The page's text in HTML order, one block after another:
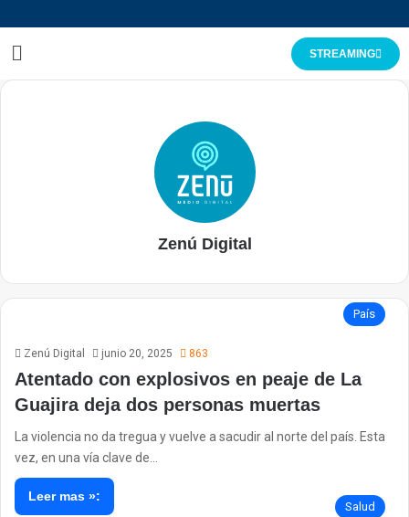
STREAMING
Zenú Digital
País
Zenú Digital junio 20, 2025 863
Atentado con explosivos en peaje de La
Guajira deja dos personas muertas
La violencia no da tregua y vuelve a sacudir al norte del país. Esta
vez, en una vía clave de…
Leer mas »:
Salud